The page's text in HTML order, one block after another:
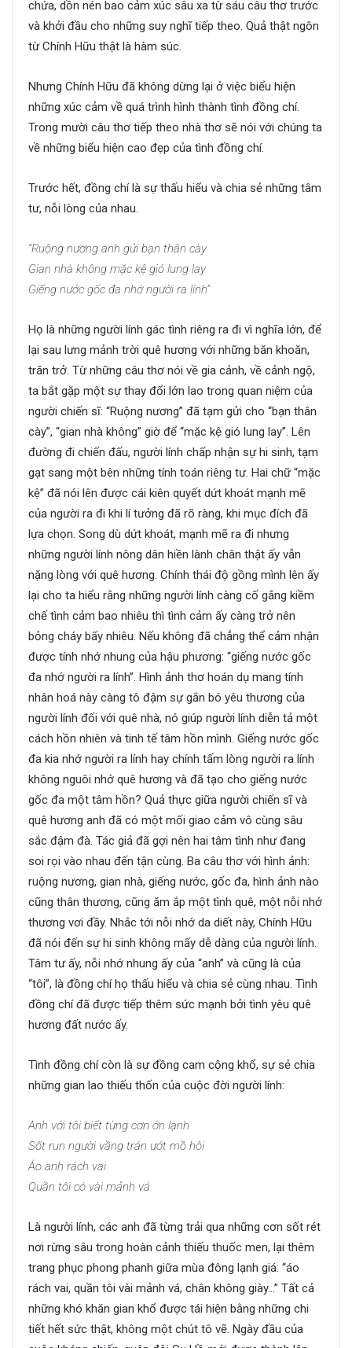
chứa, dồn nén bao cảm xúc sâu xa từ sáu câu thơ trước
và khởi đầu cho những suy nghĩ tiếp theo. Quả thật ngôn
từ Chính Hữu thật là hàm súc.
Nhưng Chính Hữu đã không dừng lại ở việc biểu hiện
những xúc cảm về quá trình hình thành tình đồng chí.
Trong mười câu thơ tiếp theo nhà thơ sẽ nói với chúng ta
về những biểu hiện cao đẹp của tình đồng chí.
Trước hết, đồng chí là sự thấu hiểu và chia sẻ những tâm
tư, nỗi lòng của nhau.
“Ruộng nương anh gửi bạn thân cày
Gian nhà không mặc kệ gió lung lay
Giếng nước gốc đa nhớ người ra lính”
Họ là những người lính gác tình riêng ra đi vì nghĩa lớn, để
lại sau lưng mảnh trời quê hương với những băn khoăn,
trăn trở. Từ những câu thơ nói về gia cảnh, về cảnh ngộ,
ta bắt gặp một sự thay đổi lớn lao trong quan niệm của
người chiến sĩ: “Ruộng nương” đã tạm gửi cho “bạn thân
cày”, “gian nhà không” giờ để “mặc kệ gió lung lay”. Lên
đường đi chiến đấu, người lính chấp nhận sự hi sinh, tạm
gạt sang một bên những tính toán riêng tư. Hai chữ “mặc
kệ” đã nói lên được cái kiên quyết dứt khoát mạnh mẽ
của người ra đi khi lí tưởng đã rõ ràng, khi mục đích đã
lựa chọn. Song dù dứt khoát, mạnh mẽ ra đi nhưng
những người lính nông dân hiền lành chân thật ấy vẫn
nặng lòng với quê hương. Chính thái độ gồng mình lên ấy
lại cho ta hiểu rằng những người lính càng cố gắng kiềm
chế tình cảm bao nhiêu thì tình cảm ấy càng trở nên
bỏng cháy bấy nhiêu. Nếu không đã chẳng thể cảm nhận
được tính nhớ nhung của hậu phương: “giếng nước gốc
đa nhớ người ra lính”. Hình ảnh thơ hoán dụ mang tính
nhân hoá này càng tô đậm sự gắn bó yêu thương của
người lính đối với quê nhà, nó giúp người lính diễn tả một
cách hồn nhiên và tinh tế tâm hồn mình. Giếng nước gốc
đa kia nhớ người ra lính hay chính tấm lòng người ra lính
không nguôi nhớ quê hương và đã tạo cho giếng nước
gốc đa một tâm hồn? Quả thực giữa người chiến sĩ và
quê hương anh đã có một mối giao cảm vô cùng sâu
sắc đậm đà. Tác giả đã gợi nên hai tâm tình như đang
soi rọi vào nhau đến tận cùng. Ba câu thơ với hình ảnh:
ruộng nương, gian nhà, giếng nước, gốc đa, hình ảnh nào
cũng thân thương, cũng ăm ắp một tình quê, một nỗi nhớ
thương vơi đầy. Nhắc tới nỗi nhớ da diết này, Chính Hữu
đã nói đến sự hi sinh không mấy dễ dàng của người lính.
Tâm tư ấy, nỗi nhớ nhung ấy của “anh” và cũng là của
“tôi”, là đồng chí họ thấu hiểu và chia sẻ cùng nhau. Tình
đồng chí đã được tiếp thêm sức mạnh bởi tình yêu quê
hương đất nước ấy.
Tình đồng chí còn là sự đồng cam cộng khổ, sự sẻ chia
những gian lao thiếu thốn của cuộc đời người lính:
Anh với tôi biết từng cơn ớn lạnh
Sốt run người vầng trán ướt mồ hôi
Áo anh rách vai
Quần tôi có vài mảnh vá
Là người lính, các anh đã từng trải qua những cơn sốt rét
nơi rừng sâu trong hoàn cảnh thiếu thuốc men, lại thêm
trang phục phong phanh giữa mùa đông lạnh giá: “áo
rách vai, quần tôi vài mảnh vá, chân không giày…” Tất cả
những khó khăn gian khổ được tái hiện bằng những chi
tiết hết sức thật, không một chút tô vẽ. Ngày đầu của